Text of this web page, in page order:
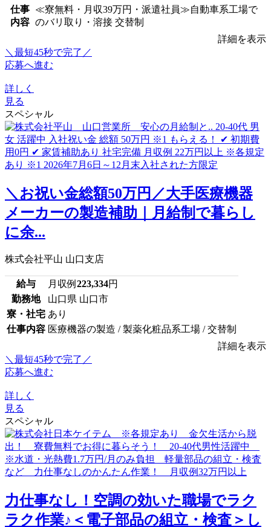
仕事
内容
≪寮無料・月収39万円・派遣社員≫自動車系工場で
のバリ取り・溶接 交替制
詳細を表示
＼最短45秒で完了／
応募へ進む
詳しく
見る
スペシャル
＼お祝い金総額50万円／大手医療機器
メーカーの製造補助｜月給制で暮らし
に余...
株式会社平山 山口支店
給与 月収例 223,334円
勤務地
山口県 山口市
寮・社宅 あり
仕事内容 医療機器の製造 / 製薬化粧品系工場 / 交替制
詳細を表示
＼最短45秒で完了／
応募へ進む
詳しく
見る
スペシャル
力仕事なし！空調の効いた職場でラク
ラク作業♪＜電子部品の組立・検査＞し